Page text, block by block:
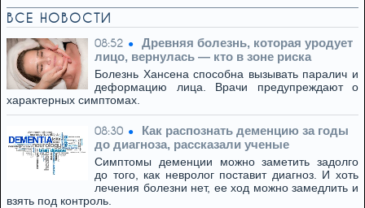
ВСЕ НОВОСТИ
08:52
Древняя болезнь, которая уродует
лицо, вернулась — кто в зоне риска
Болезнь Хансена способна вызывать паралич и
деформацию лица. Врачи предупреждают о
характерных симптомах.
08:30
Как распознать деменцию за годы
до диагноза, рассказали ученые
Симптомы деменции можно заметить задолго
до того, как невролог поставит диагноз. И хоть
лечения болезни нет, ее ход можно замедлить и
взять под контроль.